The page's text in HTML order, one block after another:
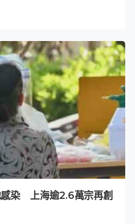
染 上海逾2.6萬宗再創